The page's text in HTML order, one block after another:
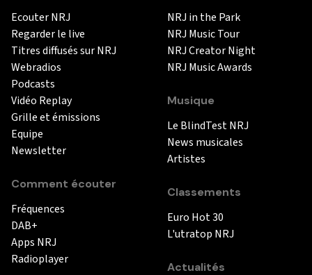
Ecouter NRJ
Regarder le live
Titres diffusés sur NRJ
Webradios
Podcasts
Vidéo Replay
Grille et émissions
Equipe
Newsletter
Comment écouter
Fréquences
DAB+
Apps NRJ
Radioplayer
NRJ in the Park
NRJ Music Tour
NRJ Creator Night
NRJ Music Awards
Musique
Le BlindTest NRJ
News musicales
Artistes
Classements
Euro Hot 30
L'utratop NRJ
Actualités